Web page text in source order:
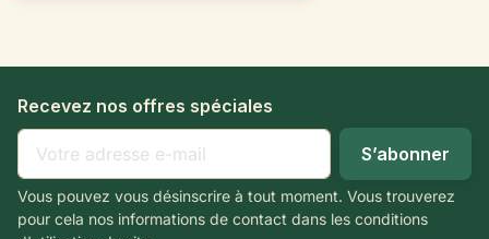
Recevez nos offres spéciales
Vous pouvez vous désinscrire à tout moment. Vous trouverez
pour cela nos informations de contact dans les conditions